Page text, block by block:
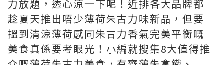
力放題，透心涼一下呢！近排各大品牌都
趁夏天推出唔少薄荷朱古力味新品，但要
搵到清涼薄荷感同朱古力香氣完美平衡嘅
美食真係要考眼光！小編就搜集8大值得推